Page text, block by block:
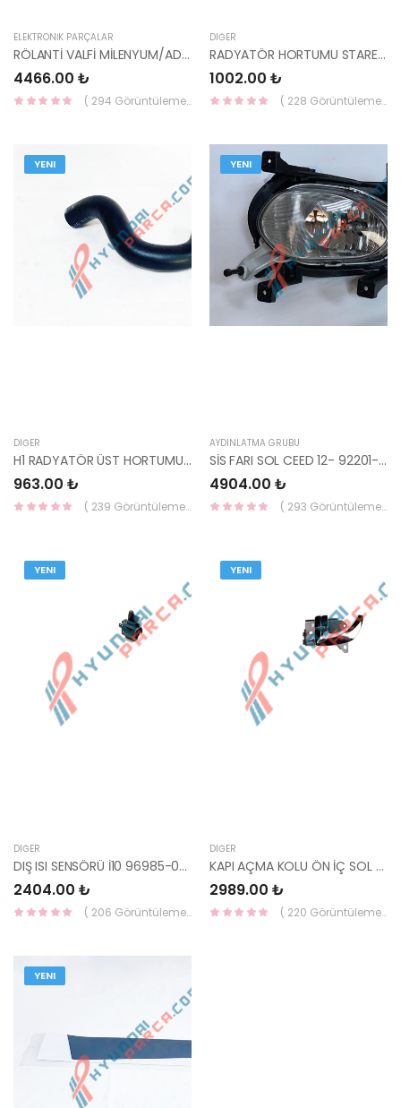
ELEKTRONİK PARÇALAR
RÖLANTİ VALFİ MİLENYUM/ADMİRA/CERATO 35150-22600-HMC
4466.00 ₺
( 294 Görüntüleme )
DIĞER
RADYATÖR HORTUMU STAREX PANELVAN 98-06 25411-4A900-YS
1002.00 ₺
( 228 Görüntüleme )
YENI
DIĞER
H1 RADYATÖR ÜST HORTUMU 25411-4H000-HMC
963.00 ₺
( 239 Görüntüleme )
YENI
AYDINLATMA GRUBU
SİS FARI SOL CEED 12- 92201-A2000-DEPO
4904.00 ₺
( 293 Görüntüleme )
YENI
DIĞER
DIŞ ISI SENSÖRÜ İ10 96985-0X000-HMC
2404.00 ₺
( 206 Görüntüleme )
YENI
DIĞER
KAPI AÇMA KOLU ÖN İÇ SOL SORENTO 82610-3E011-HMC
2989.00 ₺
( 220 Görüntüleme )
YENI